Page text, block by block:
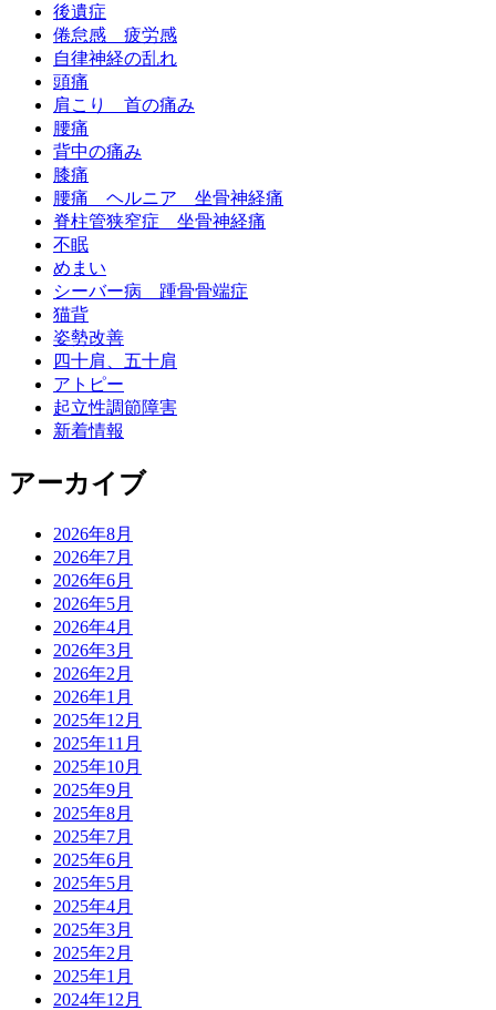
後遺症
倦怠感 疲労感
自律神経の乱れ
頭痛
肩こり 首の痛み
腰痛
背中の痛み
膝痛
腰痛 ヘルニア 坐骨神経痛
脊柱管狭窄症 坐骨神経痛
不眠
めまい
シーバー病 踵骨骨端症
猫背
姿勢改善
四十肩、五十肩
アトピー
起立性調節障害
新着情報
アーカイブ
2026年8月
2026年7月
2026年6月
2026年5月
2026年4月
2026年3月
2026年2月
2026年1月
2025年12月
2025年11月
2025年10月
2025年9月
2025年8月
2025年7月
2025年6月
2025年5月
2025年4月
2025年3月
2025年2月
2025年1月
2024年12月